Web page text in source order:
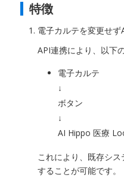
特徴
電子カルテを変更せず
API連携により、以下
電子カルテ
↓
ボタン
↓
AI Hippo 医療
これにより、既存シ
することが可能です。